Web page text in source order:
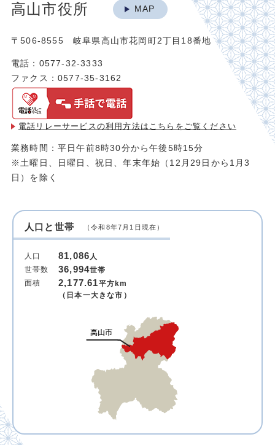
高山市役所 MAP
〒506-8555 岐阜県高山市花岡町2丁目18番地
電話：0577-32-3333
ファクス：0577-35-3162
電話リレーサービスの利用方法は こちらをご覧ください
業務時間：平日午前8時30分から午後5時15分
※土曜日、日曜日、祝日、年末年始（12月29日から1月3
日）を除く
人口と世帯 （令和8年7月1日現在）
人口 81,086人
世帯数
36,994世帯
面積
2,177.61平方km
（日本一大きな市）